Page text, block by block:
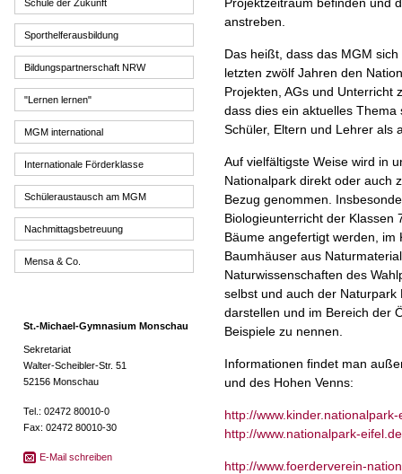
anstreben.
Das heißt, dass das MGM
letzten zwölf Jahren den
Projekten, AGs und Unterricht
dass dies ein aktuelles
Schüler, Eltern und Lehrer als
Auf vielfältigste Weise wird in
Nationalpark direkt oder auch
Bezug genommen.
Biologieunterricht der Klassen
Bäume angefertigt werden,
Baumhäuser aus
Naturwissenschaften des
selbst und auch der
darstellen und im Bereich der
Beispiele zu nennen.
Informationen findet man
und des Hohen Venns:
http://
http://www.nationalpark-
http://www.foerderverein-
Schule der Zukunft
Sporthelferausbildung
Bildungspartnerschaft NRW
"Lernen lernen"
MGM international
Internationale Förderklasse
Schüleraustausch am MGM
Nachmittagsbetreuung
Mensa & Co.
St.-Michael-Gymnasium Monschau
Sekretariat
Walter-Scheibler-Str. 51
52156 Monschau
Tel.: 02472 80010-0
Fax: 02472 80010-30
E-Mail schreiben